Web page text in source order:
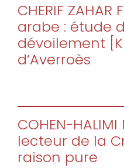
CHERIF
arabe : étude
dévoilement
d’Averroès
COHEN-
lecteur de la
raison pure